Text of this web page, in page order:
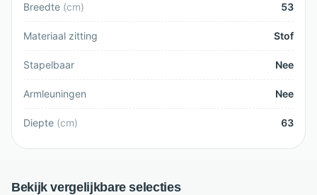
Breedte (cm) 53
Materiaal zitting Stof
Stapelbaar Nee
Armleuningen Nee
Diepte (cm) 63
Bekijk vergelijkbare selecties